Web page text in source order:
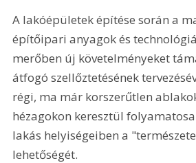
A lakóépületek építése során a
építőipari anyagok és
merőben új követelményeket
átfogó szellőztetésének
régi, ma már korszerűtlen
hézagokon keresztül
lakás helyiségeiben a
lehetőségét.